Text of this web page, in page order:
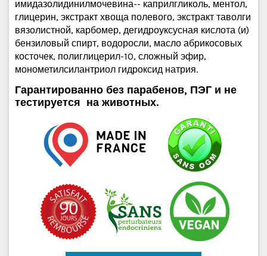
имидазолидинилмочевина-- каприлгликоль, ментол,
глицерин, экстракт хвоща полевого, экстракт таволги
вязолистной, карбомер, дегидроуксусная кислота (и)
бензиловый спирт, водоросли, масло абрикосовых
косточек, полиглицерил-10, сложный эфир,
монометилсилантриол гидроксид натрия.
Гарантированно без парабенов, ПЭГ и не
тестируется на животных.